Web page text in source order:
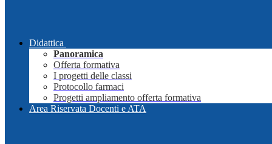
Didattica
Panoramica
Offerta formativa
I progetti delle classi
Protocollo farmaci
Progetti ampliamento offerta formativa
Area Riservata Docenti e ATA